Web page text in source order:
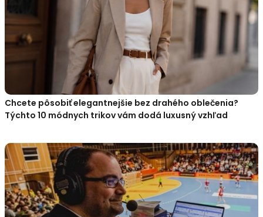
Chcete pôsobiť elegantnejšie bez drahého oblečenia?
Týchto 10 módnych trikov vám dodá luxusný vzhľad